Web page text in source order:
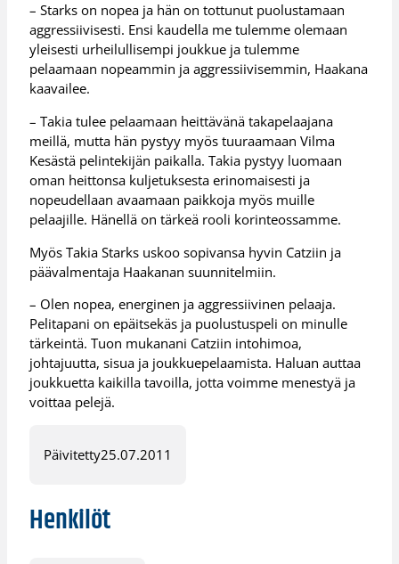
– Starks on nopea ja hän on tottunut puolustamaan
aggressiivisesti. Ensi kaudella me tulemme olemaan
yleisesti urheilullisempi joukkue ja tulemme
pelaamaan nopeammin ja aggressiivisemmin, Haakana
kaavailee.
– Takia tulee pelaamaan heittävänä takapelaajana
meillä, mutta hän pystyy myös tuuraamaan Vilma
Kesästä pelintekijän paikalla. Takia pystyy luomaan
oman heittonsa kuljetuksesta erinomaisesti ja
nopeudellaan avaamaan paikkoja myös muille
pelaajille. Hänellä on tärkeä rooli korinteossamme.
Myös Takia Starks uskoo sopivansa hyvin Catziin ja
päävalmentaja Haakanan suunnitelmiin.
– Olen nopea, energinen ja aggressiivinen pelaaja.
Pelitapani on epäitsekäs ja puolustuspeli on minulle
tärkeintä. Tuon mukanani Catziin intohimoa,
johtajuutta, sisua ja joukkuepelaamista. Haluan auttaa
joukkuetta kaikilla tavoilla, jotta voimme menestyä ja
voittaa pelejä.
Päivitetty25.07.2011
Henkilöt